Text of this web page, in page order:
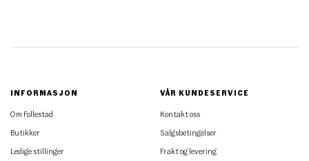
INFORMASJON
Om Follestad
Butikker
Ledige stillinger
VÅR KUNDESERVICE
Kontakt oss
Salgsbetingelser
Frakt og levering